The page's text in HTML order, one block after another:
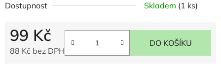
Dostupnost Skladem (1 ks)
99 Kč
88 Kč bez DPH
DO KOŠÍKU